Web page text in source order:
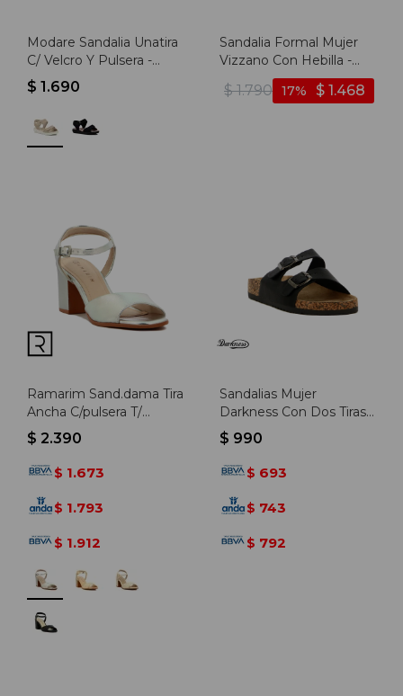
Modare Sandalia Unatira
C/ Velcro Y Pulsera -
Beige
$ 1.690
Sandalia Formal Mujer
Vizzano Con Hebilla -
$ 1.790 $ 1.468
17
Ramarim Sand.dama Tira
Ancha C/pulsera T/
Medio - Plata
$ 2.390
$ 1.673
$ 1.793
$ 1.912
Sandalias Mujer
Darkness Con Dos Tiras
Y Hebillas - Negro
$ 990
$ 693
$ 743
$ 792